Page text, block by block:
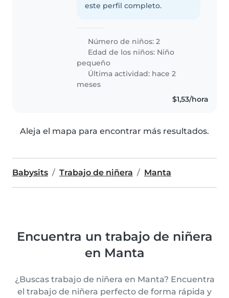
este perfil completo.
Número de niños: 2
Edad de los niños: Niño
pequeño
Última actividad: hace 2
meses
$1,53/hora
Aleja el mapa para encontrar más resultados.
Babysits Trabajo de niñera Manta
Encuentra un trabajo de niñera
en Manta
¿Buscas trabajo de niñera en Manta? Encuentra
el trabajo de niñera perfecto de forma rápida y